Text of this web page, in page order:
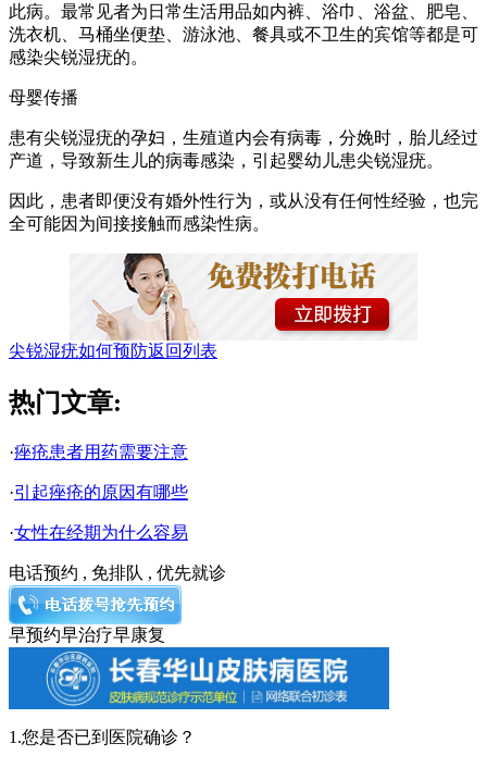
此病。最常见者为日常生活用品如内裤、浴巾、浴盆、肥皂、
洗衣机、马桶坐便垫、游泳池、餐具或不卫生的宾馆等都是可
感染尖锐湿疣的。
母婴传播
患有尖锐湿疣的孕妇，生殖道内会有病毒，分娩时，胎儿经过
产道，导致新生儿的病毒感染，引起婴幼儿患尖锐湿疣。
因此，患者即便没有婚外性行为，或从没有任何性经验，也完
全可能因为间接接触而感染性病。
尖锐湿疣如何预防返回列表
热门文章:
·痤疮患者用药需要注意
·引起痤疮的原因有哪些
·女性在经期为什么容易
电话预约 , 免排队 , 优先就诊
早预约早治疗早康复
1.您是否已到医院确诊？